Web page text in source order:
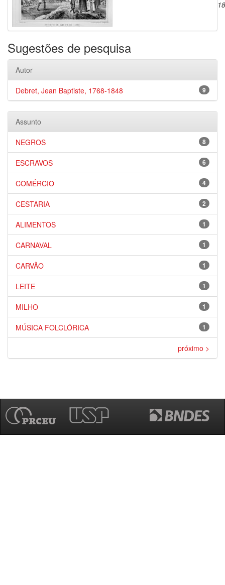
Sugestões de pesquisa
Autor
9
Debret, Jean Baptiste, 1768-1848
Assunto
8
NEGROS
6
ESCRAVOS
4
COMÉRCIO
2
CESTARIA
1
ALIMENTOS
1
CARNAVAL
1
CARVÃO
1
LEITE
1
MILHO
1
MÚSICA FOLCLÓRICA
próximo >